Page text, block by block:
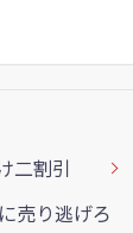
二割引
売り逃げろ